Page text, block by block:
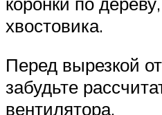
хвостовика.
Перед вырезкой
забудьте
вентилятора.